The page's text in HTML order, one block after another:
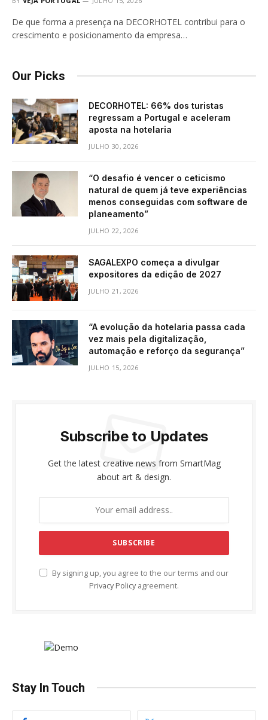
De que forma a presença na DECORHOTEL contribui para o
crescimento e posicionamento da empresa…
Our Picks
DECORHOTEL: 66% dos turistas
regressam a Portugal e aceleram
aposta na hotelaria
JULHO 30, 2026
“O desafio é vencer o ceticismo
natural de quem já teve experiências
menos conseguidas com software de
planeamento”
JULHO 22, 2026
SAGALEXPO começa a divulgar
expositores da edição de 2027
JULHO 21, 2026
“A evolução da hotelaria passa cada
vez mais pela digitalização,
automação e reforço da segurança”
JULHO 15, 2026
Subscribe to Updates
Get the latest creative news from SmartMag
about art & design.
By signing up, you agree to the our terms and our
Privacy Policy agreement.
Stay In Touch